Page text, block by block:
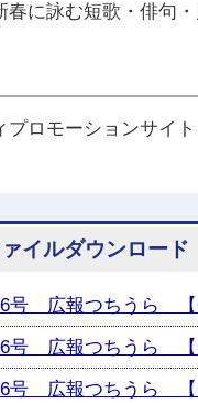
に詠む短歌・俳句・
プロモーションサイ
イルダウンロード
号 広報つちうら 【
号 広報つちうら
号 広報つちうら 【